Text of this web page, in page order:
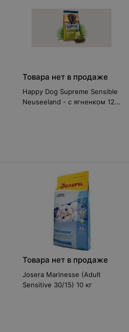
Товара нет в продаже
Happy Dog Supreme Sensible
Neuseeland - с ягненком 12.5
Товара нет в продаже
Josera Marinesse (Adult
Sensitive 30/15) 10 кг